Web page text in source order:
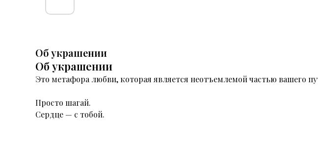
Об украшении
Об украшении
Это метафора любви, которая является неотъемлемой частью вашего
Просто шагай.
Сердце — с тобой.